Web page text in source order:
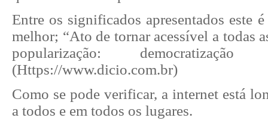
Entre os significados apresentados este
melhor; “Ato de tornar acessível a todas
popularização:
(Https://www.dicio.com.br)
Como se pode verificar, a internet está
a todos e em todos os lugares.